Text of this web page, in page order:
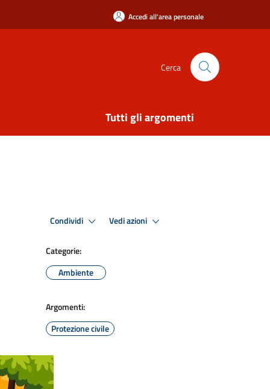
Accedi all'area personale
Cerca
Tutti gli argomenti
Condividi Vedi azioni
Categorie:
Ambiente
Argomenti:
Protezione civile